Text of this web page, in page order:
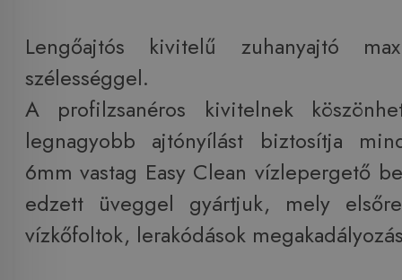
Lengőajtós kivitelű zuhanyajtó
szélességgel.
A profilzsanéros kivitelnek
legnagyobb ajtónyílást biztosítja
6mm vastag Easy Clean vízlepergető
edzett üveggel gyártjuk, mely
vízkőfoltok, lerakódások